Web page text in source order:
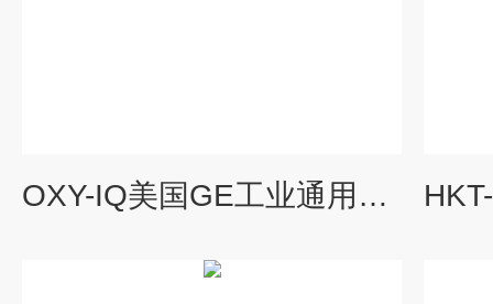
OXY-IQ美国GE工业通用型微量氧气分析仪氧气检测仪